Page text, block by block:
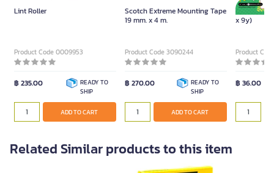
Lint Roller
Product Code 0009953
฿ 235.00
READY TO
SHIP
ADD TO CART
Scotch Extreme Mounting Tape
19 mm. x 4 m.
Product Code 3090244
฿ 270.00
READY TO
SHIP
ADD TO CART
ONE Cloth Tape Black (24mm.
x 9y)
Product
฿ 36.00
Related Similar products to this item